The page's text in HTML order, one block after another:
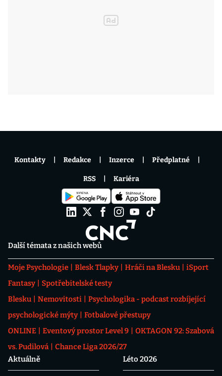
Další témata z našich webů
Moje Psychologie Blesk Tlapky Hráči na Blesku
iSport
Fantasy
Spotřebitelské testy
Blesku
Nemovitosti
Psychologika - podcast rozbíjející
psychologické mýty
Fotbalové přestupy
ONLINE
Eventový prostor Level 9
OKTAGON 92: Szabová
vs. Pudilová
Chance Liga 2026/27
Aktuálně
Léto 2026
Kontakty Redakce Inzerce Předplatné
RSS Kariéra